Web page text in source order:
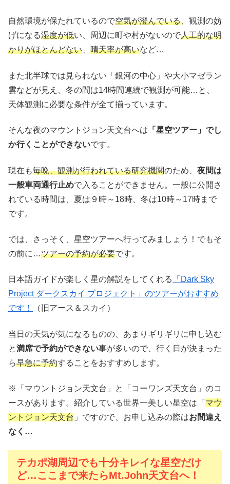
自然環境が保たれているので空気が澄んでいる 、観測の妨
げになる湿度が低い、周辺に町や村がないので人工的な明
かりがほとんどない
晴天率が高いなど…
また北半球では見られない「銀河の中心」や大小マゼラン
雲などが見え、冬の間は14時間連続で観測が可能…と、
天体観測に必要な条件が全て揃っています。
そんな夜のマウントジョン天文台へは 「星空ツアー」でし
か行くことができないです。
現在も毎晩、観測が行われている研究機関のため、 夜間は
一般車両通行止めで入ることができません。一般に公開さ
れている時間は、夏は９時～18時、冬は10時～17時まで
です。
では、さっそく、星空ツアーへ行ってみましょう！でもそ
の前に…ツアーの予約が必要です。
日本語ガイドが楽しく星の解説をしてくれる
「Dark Sky
Project ダークスカイ プロジェクト」のツアーがおすすめ
です！
（旧アース＆スカイ）
当日の天気が気になるものの、あまりギリギリに申し込む
と満席で予約ができない事が多いので、行く日が決まった
ら早急に予約することをおすすめします。
※「マウントジョン天文台」と「コーワンズ天文台」のコ
ースがあります。紹介している世界一美しい星空は「 マウ
ントジョン天文台 」ですので、お申し込みの際はお間違え
なく…
テカポ湖周辺でも十分キレイな星空だけ
ど…ここまで来たらMt.John天文台へ！